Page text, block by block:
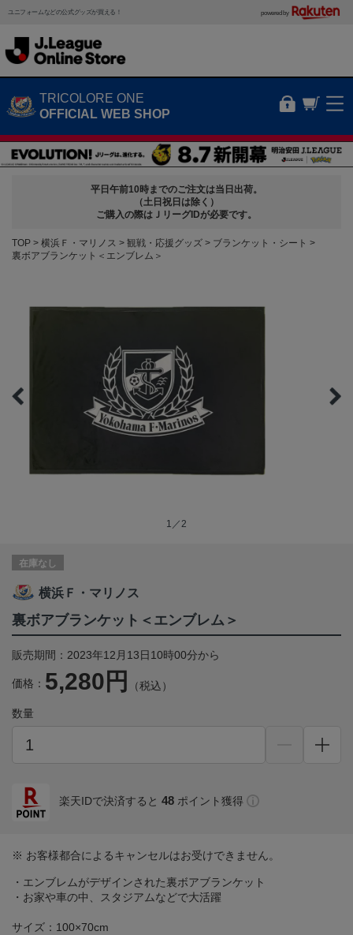
ユニフォームなどの公式グッズが買える！ powered by
TRICOLORE ONE
OFFICIAL WEB SHOP
平日午前10時までのご注文は当日出荷。
（土日祝日は除く）
ご購入の際はＪリーグIDが必要です。
TOP 横浜Ｆ・マリノス 観戦・応援グッズ
ブランケット・シート
裏ボアブランケット＜エンブレム＞
1／2
在庫なし
横浜Ｆ・マリノス
裏ボアブランケット＜エンブレム＞
販売期間：2023年12月13日10時00分から
価格： 5,280円 （税込）
数量
楽天IDで決済すると 48 ポイント獲得
※ お客様都合によるキャンセルはお受けできません。
・エンブレムがデザインされた裏ボアブランケット
・お家や車の中、スタジアムなどで大活躍
サイズ：100×70cm